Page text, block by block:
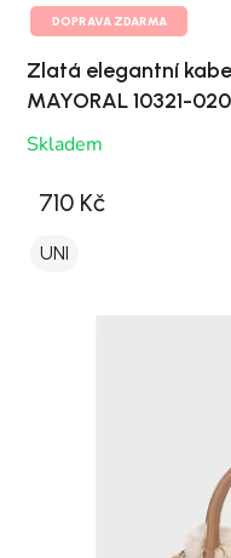
DOPRAVA ZDARMA
Zlatá elegantní
MAYORAL 10321-020
Skladem
710 Kč
UNI